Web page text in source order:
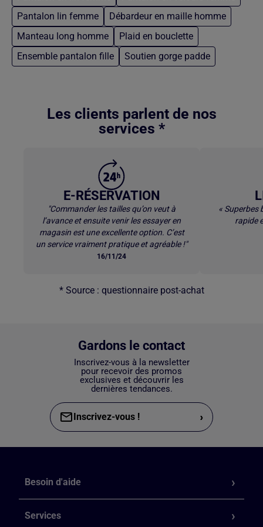
Pantalon lin femme
Débardeur en maille homme
Manteau long homme
Plaid en bouclette
Ensemble pantalon fille
Soutien gorge padde
Les clients parlent de nos
services *
E-RÉSERVATION
"Commander les tailles qu’on veut à
l’avance et ensuite venir les essayer en
magasin est une excellente option. C’est
un service vraiment pratique et agréable !"
16/11/24
« Superbes
rapide
* Source : questionnaire post-achat
Gardons le contact
Inscrivez-vous à la newsletter
pour recevoir des promos
exclusives et découvrir les
dernières tendances.
Inscrivez-vous ! ›
Besoin d'aide
Services